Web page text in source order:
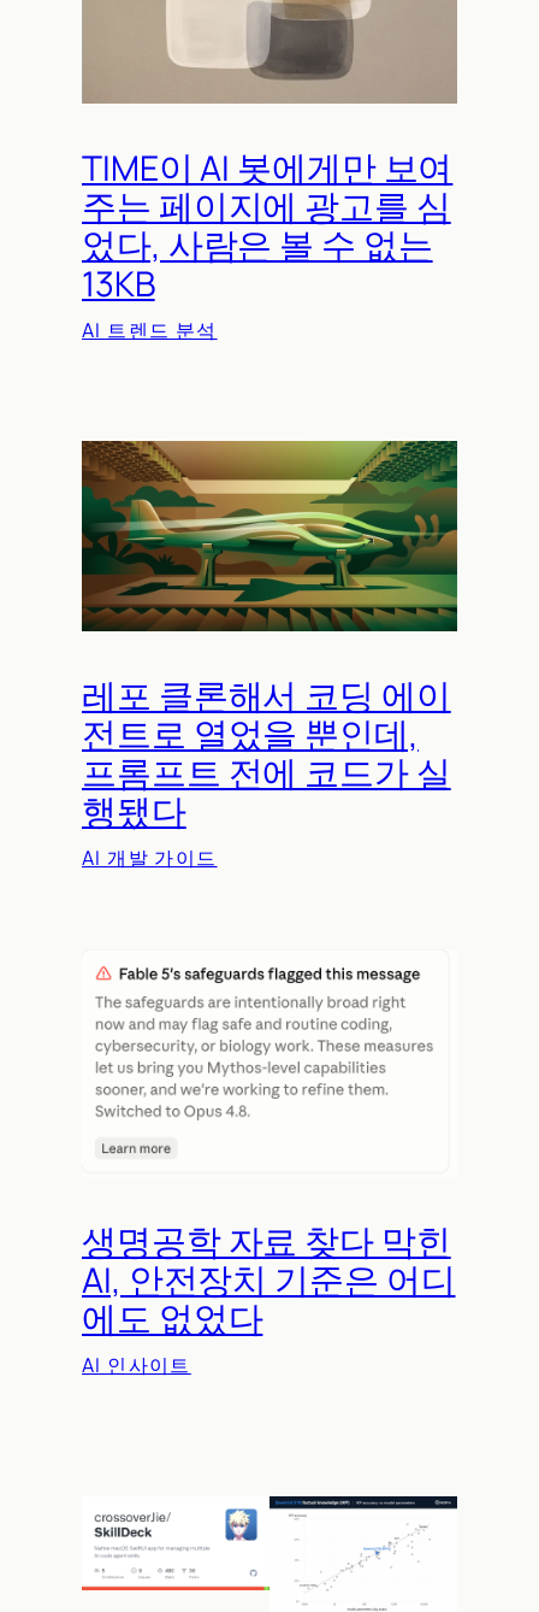
TIME이 AI 봇에게만 보여
주는 페이지에 광고를 심
었다, 사람은 볼 수 없는
13KB
AI 트렌드 분석
레포 클론해서 코딩 에이
전트로 열었을 뿐인데,
프롬프트 전에 코드가 실
행됐다
AI 개발 가이드
생명공학 자료 찾다 막힌
AI, 안전장치 기준은 어디
에도 없었다
AI 인사이트